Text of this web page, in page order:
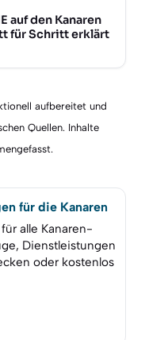
auf den Kanaren
für Schritt erklärt
aufbereitet und
Quellen. Inhalte
für die Kanaren
alle Kanaren-
Dienstleistungen
oder kostenlos